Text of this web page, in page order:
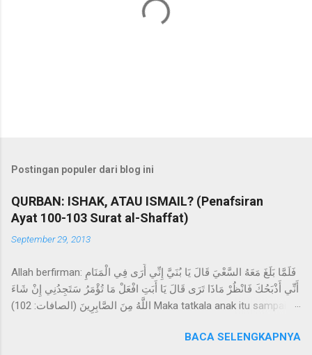
t
n
g
K
m
n
a
r
Postingan populer dari blog ini
QURBAN: ISHAK, ATAU ISMAIL? (Penafsiran
Ayat 100-103 Surat al-Shaffat)
September 29, 2013
Allah berfirman: فَلَمَّا بَلَغَ مَعَهُ السَّعْيَ قَالَ يَا بُنَيَّ إِنِّي أَرَى فِي الْمَنَامِ
أَنِّي أَذْبَحُكَ فَانْظُرْ مَاذَا تَرَى قَالَ يَا أَبَتِ افْعَلْ مَا تُؤْمَرُ سَتَجِدُنِي إِنْ شَاءَ
اللَّهُ مِنَ الصَّابِرِينَ (الصافات: 102) Maka tatkala anak itu sampai
Ibrahim berkata: “Hai anakku sesungguhnya aku melihat dalam
BACA SELENGKAPNYA